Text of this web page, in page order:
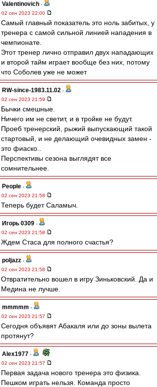
Valentinovich -
02 сен 2023 22:00
Самый главный показатель это ноль забитых, у
тренера с самой сильной линией нападения в
чемпионате.
Этот тренер лично отправил двух нападающих
и второй тайм играет вообще без них, потому
что Соболев уже не может
RW-since-1983.11.02 -
02 сен 2023 21:59
Бычки смешные.
Ничего им не светит, и в тройке не будут.
Проеб тренерский, рыжий выпускающий такой
стартовый, и не делающий очевидных замен -
это фиаско..
Перспективы сезона выглядят все
сомнительнее.
People -
02 сен 2023 21:58
Теперь будет Саламыч.
Игорь 0309 -
02 сен 2023 21:58
Ждем Стаса для полного счастья?
poljazz -
02 сен 2023 21:58
Отвратительно вошел в игру Зиньковский. Да и
Медина не лучше.
mmmmm -
02 сен 2023 21:57
Сегодня объявят Абакаля или до зоны вылета
протянут?
Alex1977 -
02 сен 2023 21:57
Первая задача нового тренера это физика.
Пешком играть нельзя. Команда просто